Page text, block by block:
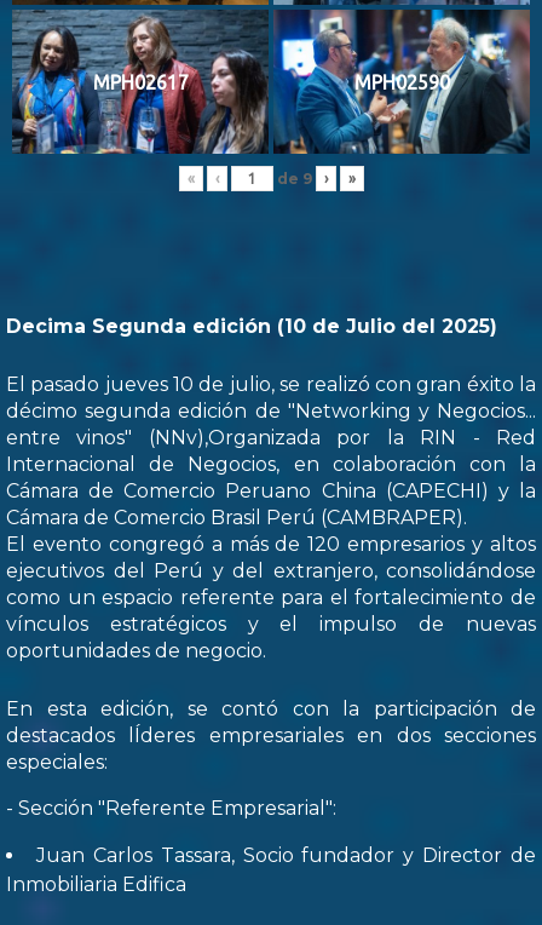
MPH02617 MPH02590
« ‹ de 9 › »
Decima Segunda edición (10 de Julio del 2025)
El pasado jueves 10 de julio, se realizó con gran éxito la
décimo segunda edición de "Networking y Negocios...
entre vinos" (NNv),Organizada por la RIN - Red
Internacional de Negocios, en colaboración con la
Cámara de Comercio Peruano China (CAPECHI) y la
Cámara de Comercio Brasil Perú (CAMBRAPER).
El evento congregó a más de 120 empresarios y altos
ejecutivos del Perú y del extranjero, consolidándose
como un espacio referente para el fortalecimiento de
vínculos estratégicos y el impulso de nuevas
oportunidades de negocio.
En esta edición, se contó con la participación de
destacados lÍderes empresariales en dos secciones
especiales:
- Sección "Referente Empresarial":
Juan Carlos Tassara, Socio fundador y Director de
Inmobiliaria Edifica